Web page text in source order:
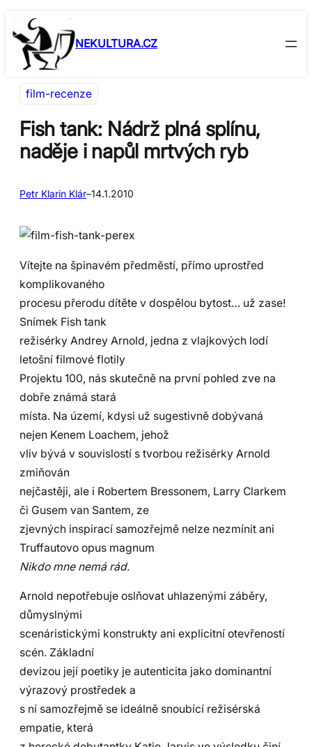
Přeskočit
na
obsah
Skip
to
content
NEKULTURA.CZ
film-recenze
Fish tank: Nádrž plná splínu,
naděje i napůl mrtvých ryb
Petr Klarin Klár–14.1.2010
Vítejte na špinavém předměstí, přímo uprostřed
komplikovaného
procesu přerodu dítěte v dospělou bytost… už zase!
Snímek Fish tank
režisérky Andrey Arnold, jedna z vlajkových lodí
letošní filmové flotily
Projektu 100, nás skutečně na první pohled zve na
dobře známá stará
místa. Na území, kdysi už sugestivně dobývaná
nejen Kenem Loachem, jehož
vliv bývá v souvislostí s tvorbou režisérky Arnold
zmiňován
nejčastěji, ale i Robertem Bressonem, Larry Clarkem
či Gusem van Santem, ze
zjevných inspirací samozřejmě nelze nezmínit ani
Truffautovo opus magnum
Nikdo mne nemá rád.
Arnold nepotřebuje oslňovat uhlazenými záběry,
důmyslnými
scenáristickými konstrukty ani explicitní otevřeností
scén. Základní
devizou její poetiky je autenticita jako dominantní
výrazový prostředek a
s ní samozřejmě se ideálně snoubící režisérská
empatie, která